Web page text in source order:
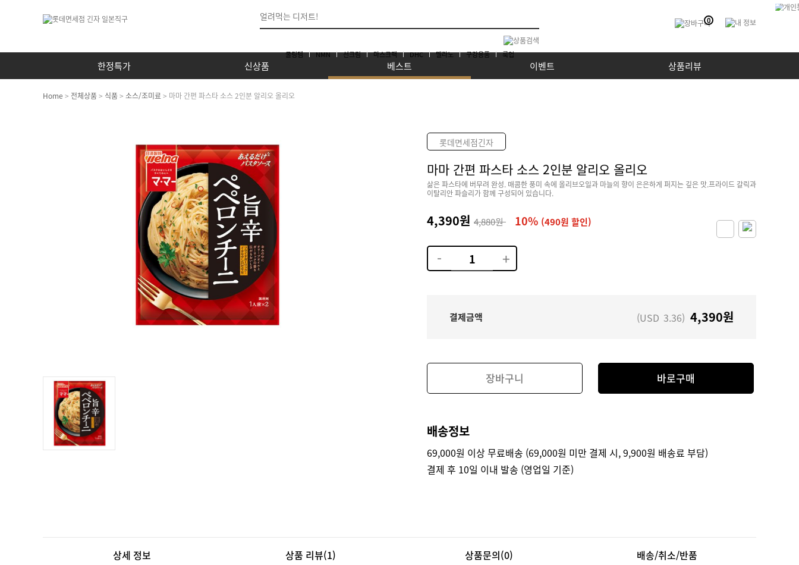
쿨링템 NMN 선크림 마스크팩 DHC 멜라노 구강용품 룩업
0
한정특가 신상품 베스트 이벤트 상품리뷰
Home > 전체상품> 식품> 소스/조미료 > 마마 간편 파스타 소스 2인분 알리오 올리오
롯데면세점긴자
마마 간편 파스타 소스 2인분 알리오 올리오
삶은 파스타에 버무려 완성. 매콤한 풍미 속에 올리브오일과 마늘의 향이 은은하게 퍼지는 깊은 맛.프라이드 갈릭과
이탈리안 파슬리가 함께 구성되어 있습니다.
4,390원 4,880원 10% (490원 할인)
결제금액 (USD 3.36) 4,390원
장바구니 바로구매
배송정보
69,000원 이상 무료배송 (69,000원 미만 결제 시, 9,900원 배송료 부담)
결제 후 10일 이내 발송 (영업일 기준)
상세 정보 상품 리뷰(1) 상품문의(0) 배송/취소/반품